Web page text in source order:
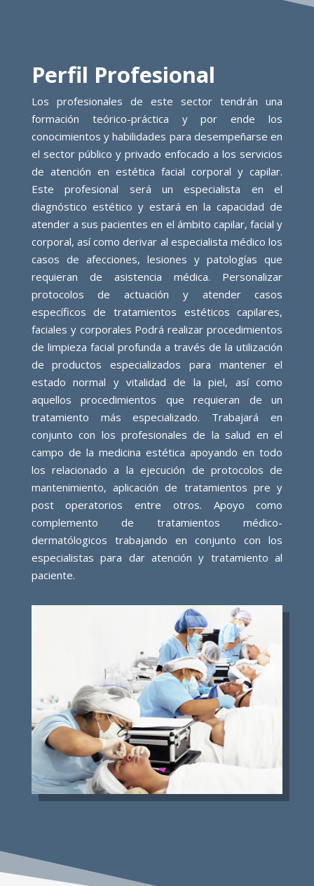
Perfil Profesional
Los profesionales de este sector tendrán una
formación teórico-práctica y por ende los
conocimientos y habilidades para desempeñarse en
el sector público y privado enfocado a los servicios
de atención en estética facial corporal y capilar.
Este profesional será un especialista en el
diagnóstico estético y estará en la capacidad de
atender a sus pacientes en el ámbito capilar, facial y
corporal, así como derivar al especialista médico los
casos de afecciones, lesiones y patologías que
requieran de asistencia médica. Personalizar
protocolos de actuación y atender casos
específicos de tratamientos estéticos capilares,
faciales y corporales Podrá realizar procedimientos
de limpieza facial profunda a través de la utilización
de productos especializados para mantener el
estado normal y vitalidad de la piel, así como
aquellos procedimientos que requieran de un
tratamiento más especializado. Trabajará en
conjunto con los profesionales de la salud en el
campo de la medicina estética apoyando en todo
los relacionado a la ejecución de protocolos de
mantenimiento, aplicación de tratamientos pre y
post operatorios entre otros. Apoyo como
complemento de tratamientos médico-
dermatólogicos trabajando en conjunto con los
especialistas para dar atención y tratamiento al
paciente.